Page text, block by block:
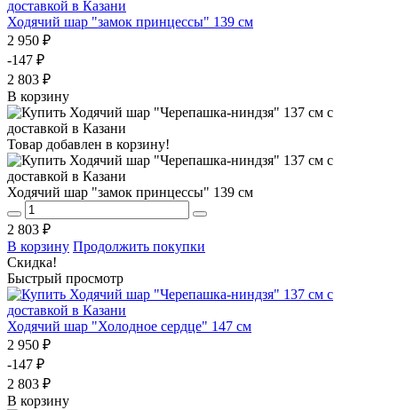
Ходячий шар "замок принцессы" 139 см
2 950 ₽
-147 ₽
2 803 ₽
В корзину
Товар добавлен в корзину!
Ходячий шар "замок принцессы" 139 см
2 803 ₽
В корзину Продолжить покупки
Скидка!
Быстрый просмотр
Ходячий шар "Холодное сердце" 147 см
2 950 ₽
-147 ₽
2 803 ₽
В корзину